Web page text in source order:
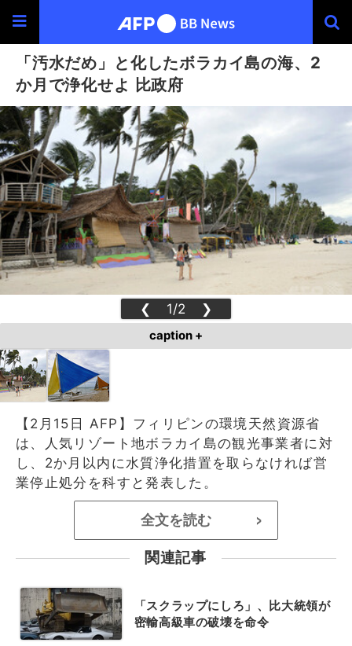
「汚水だめ」と化したボラカイ島の海、2
か月で浄化せよ 比政府
❮ 1/2 ❯
caption +
【2月15日 AFP】フィリピンの環境天然資源省
は、人気リゾート地ボラカイ島の観光事業者に対
し、2か月以内に水質浄化措置を取らなければ営
業停止処分を科すと発表した。
全文を読む >
関連記事
「スクラップにしろ」、比大統領が
密輸高級車の破壊を命令